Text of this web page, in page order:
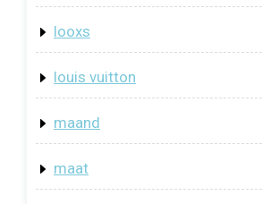
looxs
louis vuitton
maand
maat